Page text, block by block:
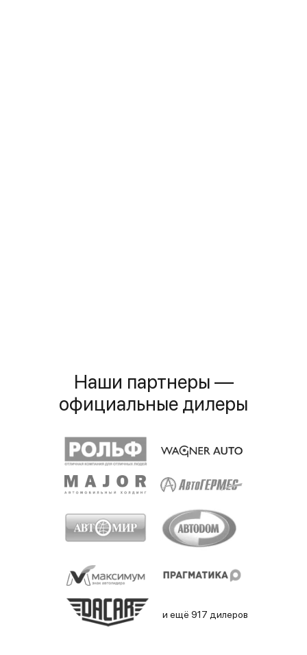
Наши партнеры —
официальные дилеры
и ещё 917 дилеров